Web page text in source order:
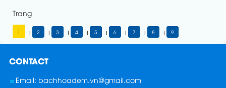
Trang
1 | 2 | 3 | 4 | 5 | 6 | 7 | 8 | 9
CONTACT
Email: bachhoadem.vn@gmail.com